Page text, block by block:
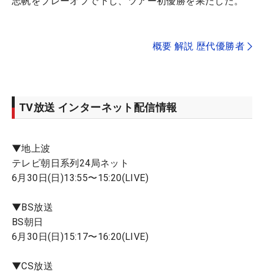
概要 解説 歴代優勝者
TV放送 インターネット配信情報
▼地上波
テレビ朝日系列24局ネット
6月30日(日)13:55〜15:20(LIVE)
▼BS放送
BS朝日
6月30日(日)15:17〜16:20(LIVE)
▼CS放送